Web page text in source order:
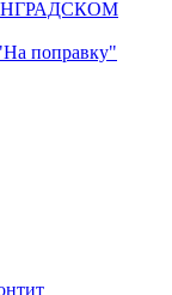
поправку"